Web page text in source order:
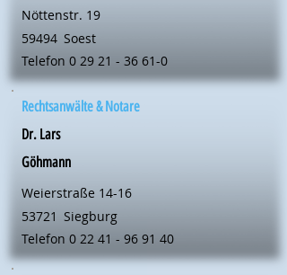
Nöttenstr. 19
59494 Soest
Telefon 0 29 21 - 36 61-0
Rechtsanwälte & Notare
Dr. Lars
Göhmann
Weierstraße 14-16
53721 Siegburg
Telefon 0 22 41 - 96 91 40